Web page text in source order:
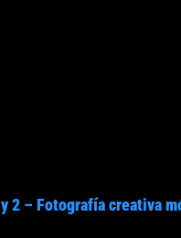
2 – Fotografía creativa